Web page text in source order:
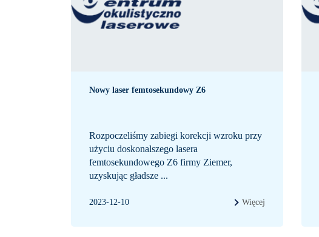
Nowy laser femtosekundowy Z6
Rozpoczeliśmy zabiegi korekcji wzroku przy
użyciu doskonalszego lasera
femtosekundowego Z6 firmy Ziemer,
uzyskując gładsze ...
2023-12-10 Więcej